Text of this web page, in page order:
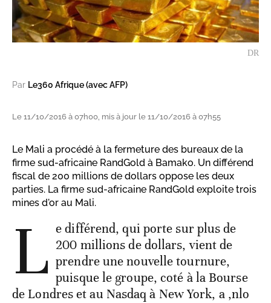
DR
Par Le360 Afrique (avec AFP)
Le 11/10/2016 à 07h00, mis à jour le 11/10/2016 à 07h55
Le Mali a procédé à la fermeture des bureaux de la
firme sud-africaine RandGold à Bamako. Un différend
fiscal de 200 millions de dollars oppose les deux
parties. La firme sud-africaine RandGold exploite trois
mines d'or au Mali.
L e différend, qui porte sur plus de
200 millions de dollars, vient de
prendre une nouvelle tournure,
puisque le groupe, coté à la Bourse
de Londres et au Nasdaq à New York, a ,nlo